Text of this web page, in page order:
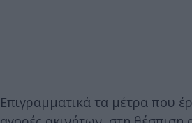
Επιγραμματικά τα μέτρα που